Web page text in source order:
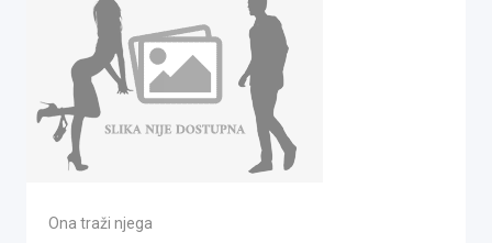
Ona traži njega